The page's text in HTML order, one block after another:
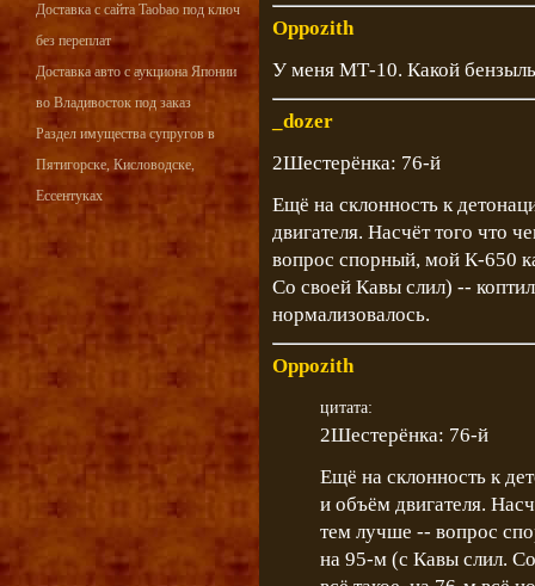
Доставка с сайта Taobao под ключ
без переплат
Доставка авто с аукциона Японии
во Владивосток под заказ
Раздел имущества супругов в
Пятигорске, Кисловодске,
Ессентуках
Oppozith
У меня МТ-10. Какой
_dozer
2Шестерёнка: 76-й
Ещё на склонность к
двигателя. Насчёт того что
вопрос спорный, мой К-650
Со своей Кавы слил) --
нормализовалось.
Oppozith
цитата:
2Шестерёнка: 76-й
Ещё на склонность к
и объём двигателя.
тем лучше -- вопрос
на 95-м (c Кавы слил.